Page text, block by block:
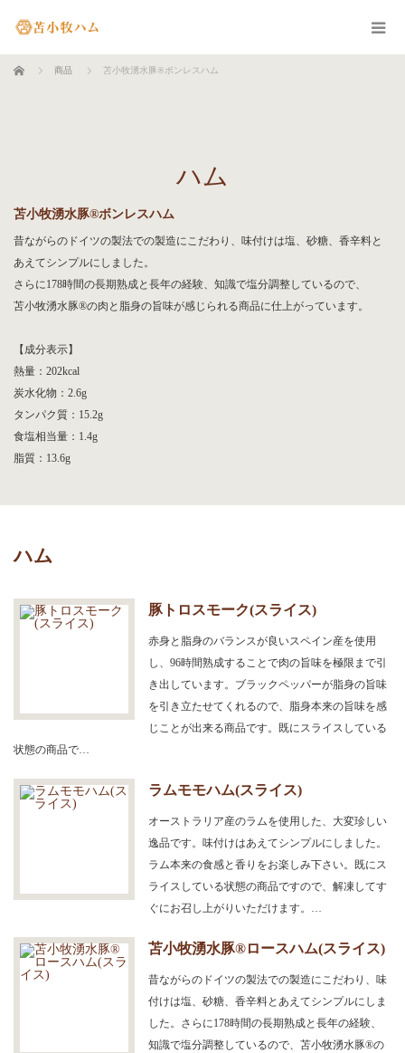
ホーム 商品 苫小牧湧水豚®ボンレスハム
ハム
苫小牧湧水豚®ボンレスハム
昔ながらのドイツの製法での製造にこだわり、味付けは塩、砂糖、香辛料と
あえてシンプルにしました。
さらに178時間の長期熟成と長年の経験、知識で塩分調整しているので、
苫小牧湧水豚®の肉と脂身の旨味が感じられる商品に仕上がっています。
【成分表示】
熱量：202kcal
炭水化物：2.6g
タンパク質：15.2g
食塩相当量：1.4g
脂質：13.6g
ハム
豚トロスモーク(スライス)
赤身と脂身のバランスが良いスペイン産を使用
し、96時間熟成することで肉の旨味を極限まで引
き出しています。ブラックペッパーが脂身の旨味
を引き立たせてくれるので、脂身本来の旨味を感
じことが出来る商品です。既にスライスしている
状態の商品で…
ラムモモハム(スライス)
オーストラリア産のラムを使用した、大変珍しい
逸品です。味付けはあえてシンプルにしました。
ラム本来の食感と香りをお楽しみ下さい。既にス
ライスしている状態の商品ですので、解凍してす
ぐにお召し上がりいただけます。…
苫小牧湧水豚®ロースハム(スライス)
昔ながらのドイツの製法での製造にこだわり、味
付けは塩、砂糖、香辛料とあえてシンプルにしま
した。さらに178時間の長期熟成と長年の経験、
知識で塩分調整しているので、苫小牧湧水豚®の